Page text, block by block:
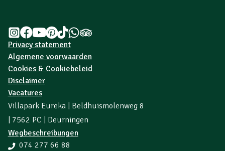
Privacy statement
Algemene voorwaarden
Cookies & Cookiebeleid
Disclaimer
Vacatures
Villapark Eureka | Beldhuismolenweg 8
| 7562 PC | Deurningen
Wegbeschreibungen
074 277 66 88